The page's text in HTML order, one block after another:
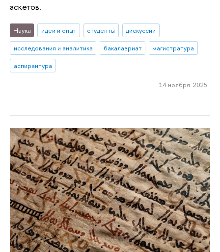
аскетов.
Наука идеи и опыт студенты
дискуссии
исследования и аналитика
бакалавриат
магистратура
аспирантура
14 ноября 2025